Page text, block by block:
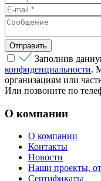
Заполнив
конфиденциальности.
организациям или
Или позвоните по
О компании
О компании
Контакты
Новости
Наши проекты,
Сертификаты